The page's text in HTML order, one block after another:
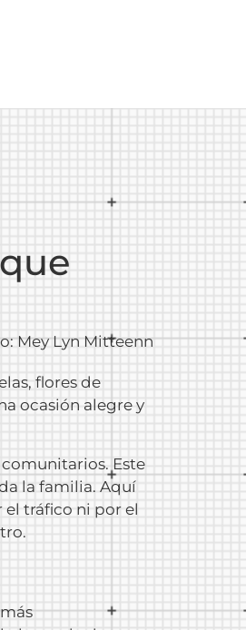
Mey Lyn Mitteenn
flores de
ocasión alegre y
Este
la familia. Aquí
tráfico ni por el